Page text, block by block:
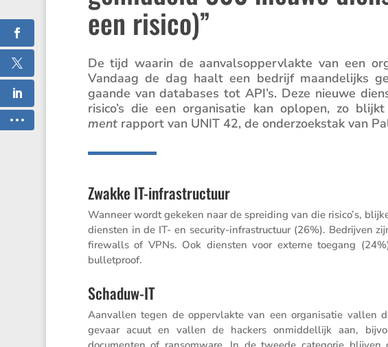
een risico)”
De tijd waarin de aanvals­op­per­vlakte van een
Vandaag de dag haalt een bedrijf maande­lijks
gaande van databases tot API’s. Deze nieuwe
risico’s die een organi­satie kan oplopen, zo
mentrapport van UNIT 42, de onder­zoek­stak van
Zwakke IT-infrastructuur
Wanneer wordt gekeken naar de sprei­ding van die risico’s,
diensten in de IT- en security-infra­struc­tuur (26%). Bedrijven
firewalls of VPNs. Ook diensten voor externe toegang
bulletproof.
Schaduw-IT
Aanvallen tegen de opper­vlakte van een organi­satie vallen
gevaar acuut en vallen de hackers onmid­del­lijk aan,